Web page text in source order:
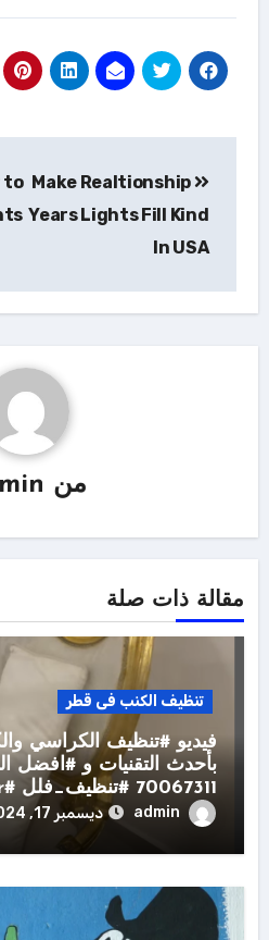
المقالات
Make Realtionship
Years Lights Fill Kind
In USA
to
من
مقالة ذات صلة
تنظيف الكنب فى قطر
فيديو #تنظيف الكراسي
بأحدث التقنيات و #افضل
70067311 #تنظيف_فلل #qatar #شركه
admin ديسمبر 17, 2024